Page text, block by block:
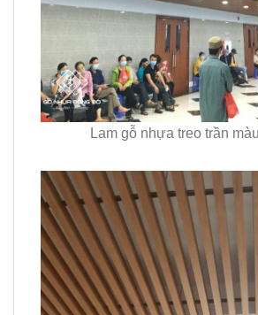
Lam gỗ nhựa treo trần